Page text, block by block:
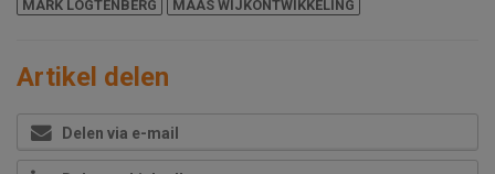
MARK LOGTENBERG MAAS WIJKONTWIKKELING
Artikel delen
Delen via e-mail